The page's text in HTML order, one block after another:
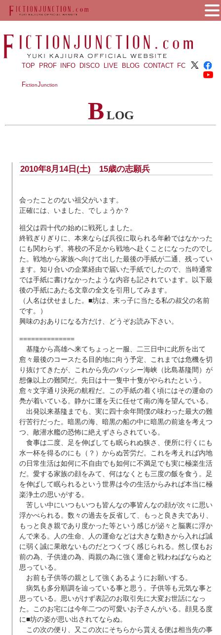
TOP PROF INFO DISCO LIVE BLOG CONTACT FC
FictionJunction
B LOG
2010年8月14日(土) 15歳の志願兵
会ったことのない祖父がいます。
正確には、いました、でしょうか？
祖父は四十代の始めに戦死しました。
終戦ぎりぎりに、本来ならば兵役に取られる年齢ではなかった
にも関わらず、将校の不足から戦地へ赴くことになったのでし
た。戦地から家族へ向けて出した最後の手紙が二通、残ってい
ます。知り合いの企業経由で届いた手紙でしたので、当時通常
では手紙に書けなかったような内容も記されています。以下最
後の手紙にあたる文章の全文を引用してみます。
（人名は伏せました。■坊は、末っ子に当たる私の叔父の名前
です。）
興味のおありになる方だけ、どうぞお読み下さい。
==============
基隆から高雄へ来てちょっと一服、二三日中に此所を出て
愈々最後のコースたる目的地に向う予定、これまでは危機を切
り抜けてきたが、これから先のバッシー海峡（比島基隆間）が
想像以上の難関だ。先日は十一隻中十隻がやられたという。
愈々文字通り決死の航程だ。この手紙の着く頃にはその運命の
鳧が着いている。静かに運を天に任せて南の海を望んでいる。
出発以来基隆までも、実に四十余年間僕の味わった最大の難
行苦行だった。暗黒の海、暗黒の船の中に暗黒の前途を考えつ
つ、敵潜水艦の恐怖に絶えずさらされている。
食事は二度、足を伸ばしても眠られぬ狭さ、便所に行くにも
水一杯を得るのにも（？）からぬ苦労だ。これを考えれば内地
の日常生活は如何に不自由でも如何に不満足でも実に極楽生活
だ。愛する家族の顔をみて、何はなくとも三度の飯を食う。足
を伸ばして眠られるという世界は今の生活からみれば本当に極
楽浄土の思いがする。
苦しい中にいつもいつも皆んなの事皆んなの顔が次々に思い
浮かべられる。数々の過去を反省して、もっと良き夫であり、
もっと良き親であり度かった等という感じが泌々と脳裏に浮か
んで来る。人の生命、人の運命などは大きな動きから入れば誠
に弱く誠に果敢ないものだとつくづく感じられる。然し僕もお
前の為、子供達の為、両親の為に強く運命と戦わねばならぬと
思っている。
お前も子供等の親として強くあるようにお願いする。
病気も多分順調を辿っている事と思う。子供等も元気な事と
思っている。思いがけず表記のお取引先に大変お世話になっ
た。このお宅には今年二つの可愛いお子さんがいる。顔見る度
に■坊の姿が思い出されてならぬ。
この次の便り、又この次にそちらから貰える便は相当先の事